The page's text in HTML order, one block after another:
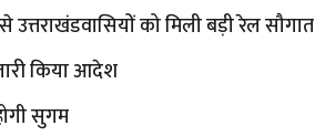
उत्तराखंडवासियों को मिली बड़ी रेल सौगात
किया आदेश
सुगम